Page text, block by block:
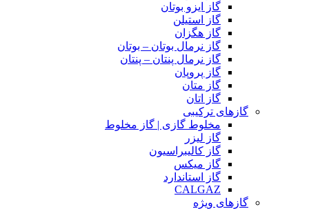
گاز ایزو بوتان
گاز استیلن
گاز هگزان
گاز نرمال بوتان – بوتان
گاز نرمال پنتان – پنتان
گاز پروپان
گاز متان
گاز اتان
گازهای ترکیبی
مخلوط گازی | گاز مخلوط
گاز لیزر
گاز کالیبراسیون
گاز میکس
گاز استاندارد
CALGAZ
گازهای ویژه